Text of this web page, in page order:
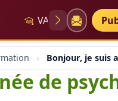
VAE
Bonjour, je suis
de